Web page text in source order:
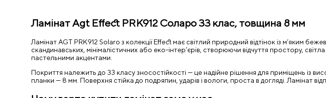
Ламінат Agt Effect PRK912 Соларо 33 клас, товщина 8 мм
Ламінат AGT PRK912 Solaro з колекції Effect має світлий природний відтінок із м’яким
скандинавських, мінімалістичних або еко-інтер’єрів, створюючи відчуття простору,
пастельними акцентами.
Покриття належить до 33 класу зносостійкості — це надійне рішення для приміщень із
планки — 8 мм. Поверхня стійка до подряпин, ударів і вологи, проста в догляді. Ламінат